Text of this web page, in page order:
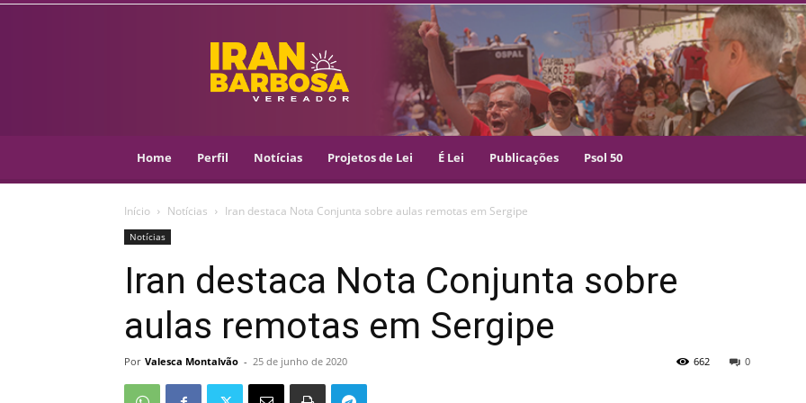
IRAN
BARBOSA
–
VEREADOR
–
Home Perfil Notícias Projetos de Lei É Lei Publicações Psol 50
Início Notícias Iran destaca Nota Conjunta sobre aulas remotas em Sergipe
Notícias
Iran destaca Nota Conjunta sobre
aulas remotas em Sergipe
Por Valesca Montalvão - 25 de junho de 2020 0
662